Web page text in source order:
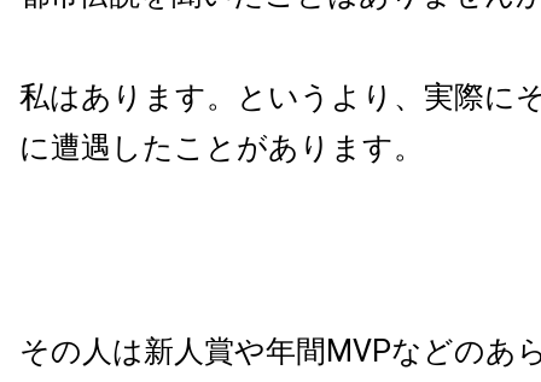
私はあります。というより、実際に
に遭遇したことがあります。
その人は新人賞や年間MVPなどのあ